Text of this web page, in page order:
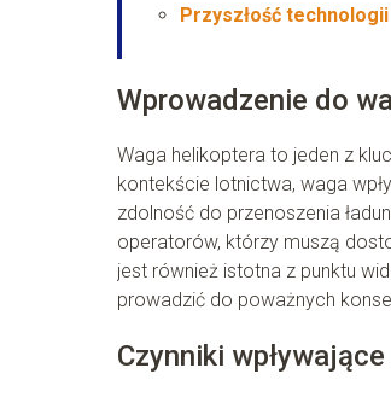
Przyszłość
Wprowadzenie do
Waga helikoptera to jeden z
kontekście lotnictwa, waga
zdolność do przenoszenia
operatorów, którzy muszą
jest również istotna z punktu
prowadzić do poważnych
Czynniki